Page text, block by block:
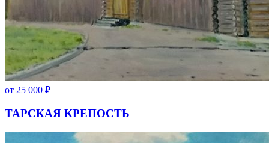
от 25 000 ₽
ТАРСКАЯ КРЕПОСТЬ